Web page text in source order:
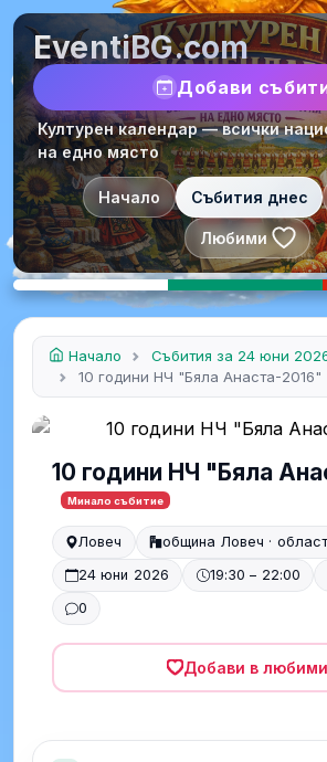
EventiBG.com
Добави
Културен календар — всички
на едно място
Начало Събития днес
Любими
Начало
Събития за 24 юни
10 години НЧ "Бяла Анаста-2016"
10 години НЧ "Бяла
Минало събитие
Ловеч
община Ловеч ·
24 юни 2026
19:30 – 22:00
0
Добави в любими